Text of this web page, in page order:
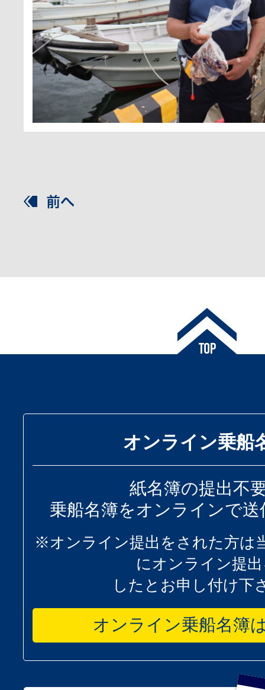
オンライン乗船
紙名簿の提出不
乗船名簿をオンラインで
※オンライン提出をされた方は
にオンライン提
したとお申し付け下
オンライン乗船名簿